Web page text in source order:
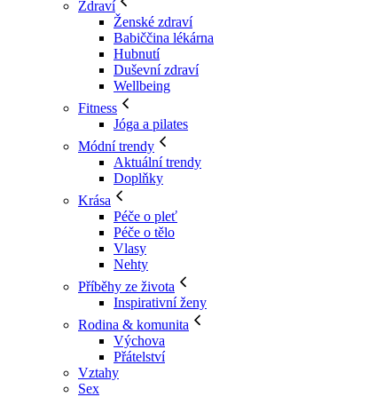
Zdraví
Ženské zdraví
Babiččina lékárna
Hubnutí
Duševní zdraví
Wellbeing
Fitness
Jóga a pilates
Módní trendy
Aktuální trendy
Doplňky
Krása
Péče o pleť
Péče o tělo
Vlasy
Nehty
Příběhy ze života
Inspirativní ženy
Rodina & komunita
Výchova
Přátelství
Vztahy
Sex